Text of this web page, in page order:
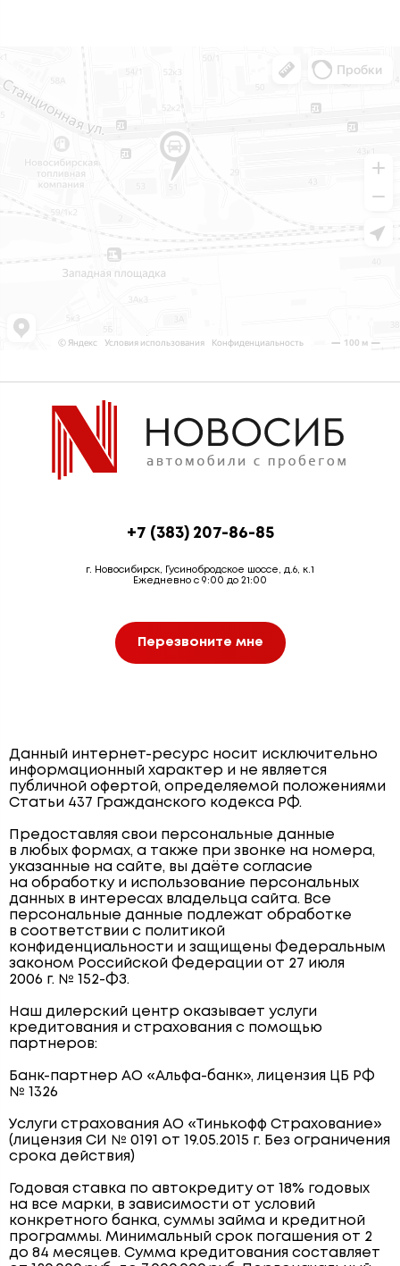
+7 (383) 207-86-85
г. Новосибирск, Гусинобродское шоссе, д.6, к.1
Ежедневно с 9:00 до 21:00
Перезвоните мне
Данный интернет-ресурс носит исключительно
информационный характер и не является
публичной офертой, определяемой положениями
Статьи 437 Гражданского кодекса РФ.
Предоставляя свои персональные данные
в любых формах, а также при звонке на номера,
указанные на сайте, вы даёте согласие
на обработку и использование персональных
данных в интересах владельца сайта. Все
персональные данные подлежат обработке
в соответствии с политикой
конфиденциальности и защищены Федеральным
законом Российской Федерации от 27 июля
2006 г. № 152-ФЗ.
Наш дилерский центр оказывает услуги
кредитования и страхования с помощью
партнеров:
Банк-партнер АО «Альфа-банк», лицензия ЦБ РФ
№ 1326
Услуги страхования АО «Тинькофф Страхование»
(лицензия СИ № 0191 от 19.05.2015 г. Без ограничения
срока действия)
Годовая ставка по автокредиту от 18% годовых
на все марки, в зависимости от условий
конкретного банка, суммы займа и кредитной
программы. Минимальный срок погашения от 2
до 84 месяцев. Сумма кредитования составляет